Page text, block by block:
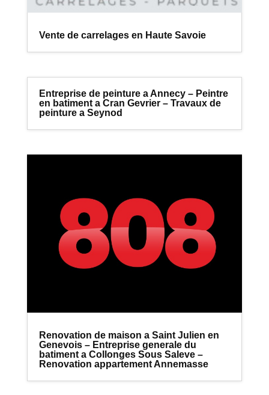
Vente de carrelages en Haute Savoie
Entreprise de peinture a Annecy – Peintre
en batiment a Cran Gevrier – Travaux de
peinture a Seynod
Renovation de maison a Saint Julien en
Genevois – Entreprise generale du
batiment a Collonges Sous Saleve –
Renovation appartement Annemasse